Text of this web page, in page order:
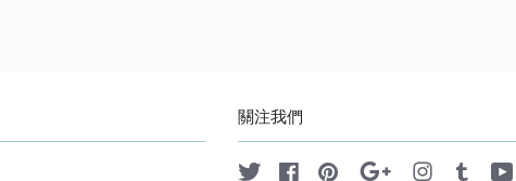
關注我們
Twitter FacebookPinterest Google Instagram
Tumblr